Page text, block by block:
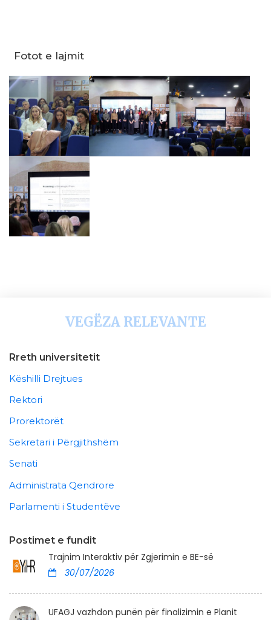
Fotot e lajmit
VEGËZA RELEVANTE
Rreth universitetit
Këshilli Drejtues
Rektori
Prorektorët
Sekretari i Përgjithshëm
Senati
Administrata Qendrore
Parlamenti i Studentëve
Postimet e fundit
Trajnim Interaktiv për Zgjerimin e BE-së
30/07/2026
UFAGJ vazhdon punën për finalizimin e Planit